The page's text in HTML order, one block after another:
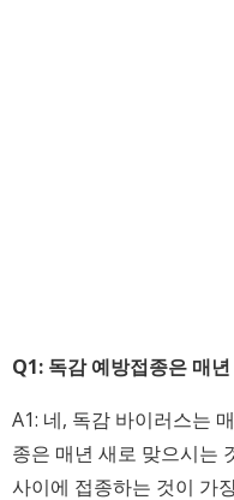
Q1: 독감 예방접종은 매
A1: 네, 독감 바이러스는
종은 매년 새로 맞으시는
사이에 접종하는 것이 가